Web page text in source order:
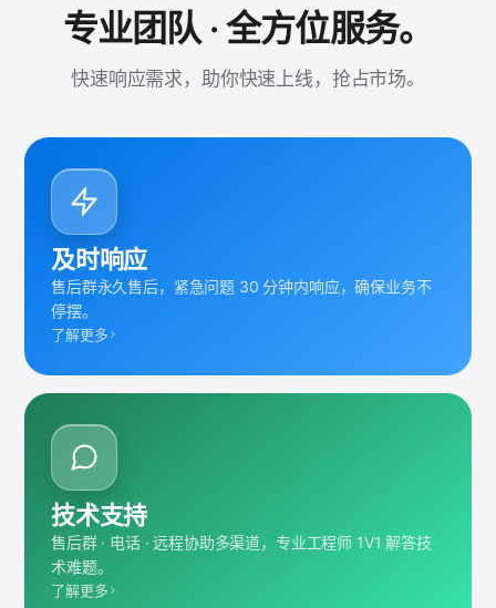
专业团队 · 全方位服务。
快速响应需求，助你快速上线，抢占市场。
及时响应
售后群永久售后，紧急问题 30 分钟内响应，确保业务不
停摆。
了解更多
技术支持
售后群 · 电话 · 远程协助多渠道，专业工程师 1V1 解答技
术难题。
了解更多